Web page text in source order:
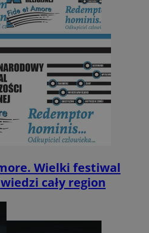
Wielki festiwal
cały region